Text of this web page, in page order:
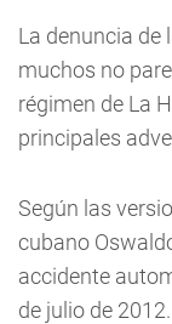
La denuncia de
muchos no
régimen de La
principales
Según las
cubano
accidente
de julio de